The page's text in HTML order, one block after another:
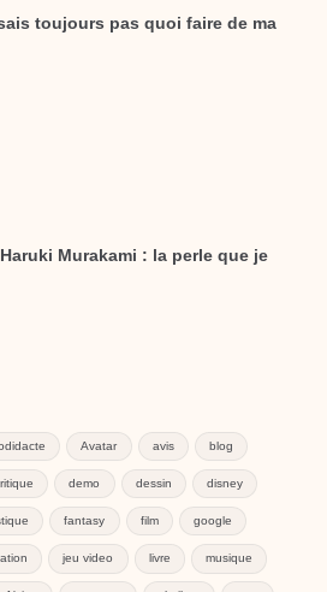
toujours pas quoi faire de ma
Murakami : la perle que je
Avatar avis blog
demo dessin disney
fantasy film google
jeu video livre musique